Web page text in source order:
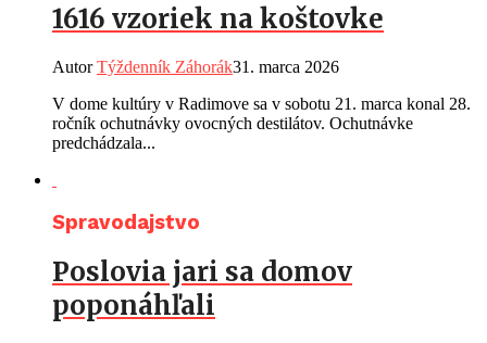
1616 vzoriek na koštovke
AutorTýždenník Záhorák31. marca 2026
V dome kultúry v Radimove sa v sobotu 21. marca konal 28.
ročník ochutnávky ovocných destilátov. Ochutnávke
predchádzala...
Spravodajstvo
Poslovia jari sa domov
poponáhľali